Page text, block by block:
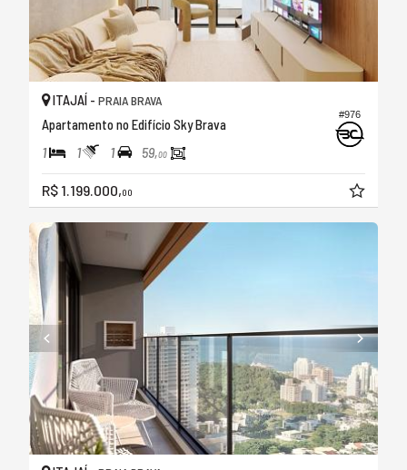
#976
ITAJAÍ - PRAIA BRAVA
Apartamento no Edifício Sky Brava
1 1 1 59,00
R$ 1.199.000,00